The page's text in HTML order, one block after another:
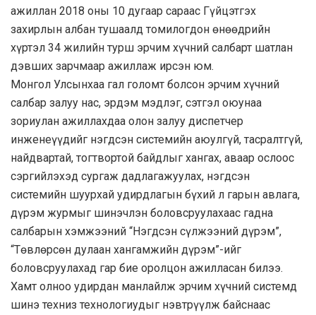
ажиллан 2018 оны 10 дугаар сараас Гүйцэтгэх
захирлын албан тушаалд томилогдон өнөөдрийн
хүртэл 34 жилийн турш эрчим хүчний салбарт шатлан
дэвших зарчмаар ажиллаж ирсэн юм.
Монгол Улсынхаа гал голомт болсон эрчим хүчний
салбар залуу нас, эрдэм мэдлэг, сэтгэл оюунаа
зориулан ажиллахдаа олон залуу диспетчер
инженеүүдийг нэгдсэн системийн аюулгүй, тасралтгүй,
найдвартай, тогтвортой байдлыг хангах, аваар ослоос
сэргийлэхэд сургаж дадлагажуулах, нэгдсэн
системийн шуурхай удирдлагын бүхий л гарын авлага,
дүрэм журмыг шинэчлэн боловсруулахаас гадна
салбарын хэмжээний “Нэгдсэн сүлжээний дүрэм”,
“Төвлөрсөн дулаан хангамжийн дүрэм”-ийг
боловсруулахад гар бие оролцон ажилласан билээ.
Хамт олноо удирдан манлайлж эрчим хүчний системд
шинэ техниз технологиудыг нэвтрүүлж байснаас